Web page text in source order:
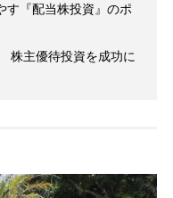
す『配当株投資』のポ
株主優待投資を成功に